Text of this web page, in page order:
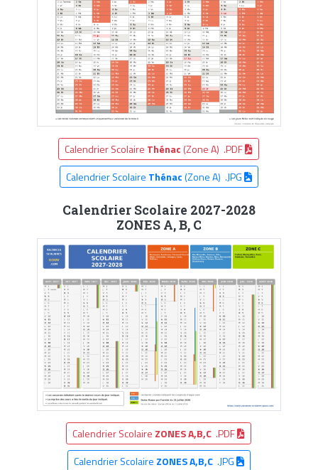
Calendrier Scolaire Thénac (Zone A) .PDF
Calendrier Scolaire Thénac(Zone A) .JPG
Calendrier Scolaire 2027-2028
ZONES A, B, C
Calendrier Scolaire ZONES A,B,C .PDF
Calendrier Scolaire ZONES A,B,C.JPG